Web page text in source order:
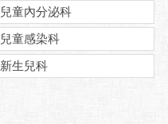
兒童內分泌科
兒童感染科
新生兒科